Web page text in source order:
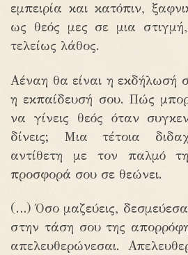
εμπειρία και κατόπιν,
ως θεός μες σε μια
τελείως λάθος.
Αέναη θα είναι η εκδήλωσή
η εκπαίδευσή σου. Πώς
να γίνεις θεός όταν
δίνεις; Μια τέτοια
αντίθετη με τον παλμό
προσφορά σου σε θεώνει.
(…) Όσο μαζεύεις,
στην τάση σου της
απελευθερώνεσαι.